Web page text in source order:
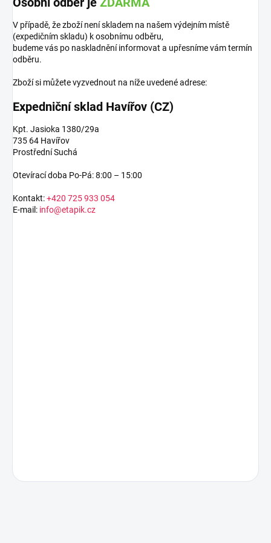
V případě, že zboží není skladem na našem výdejním místě
(expedičním skladu) k osobnímu odběru,
budeme vás po naskladnění informovat a upřesníme vám termín
odběru.
Zboží si můžete vyzvednout na níže uvedené adrese:
Expedniční sklad Havířov (CZ)
Kpt. Jasioka 1380/29a
735 64 Havířov
Prostřední Suchá
Otevírací doba Po-Pá: 8:00 – 15:00
Kontakt:+420 725 933 054
E-mail: info@etapik.cz